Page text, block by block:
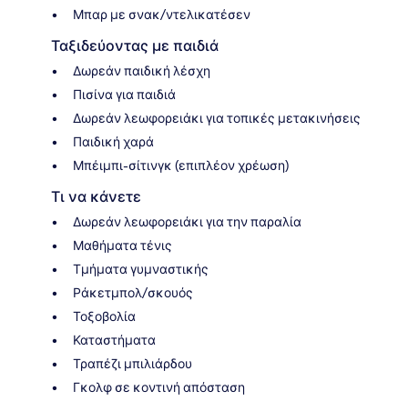
Μπαρ με σνακ/ντελικατέσεν
Ταξιδεύοντας με παιδιά
Δωρεάν παιδική λέσχη
Πισίνα για παιδιά
Δωρεάν λεωφορειάκι για τοπικές μετακινήσεις
Παιδική χαρά
Μπέιμπι-σίτινγκ (επιπλέον χρέωση)
Τι να κάνετε
Δωρεάν λεωφορειάκι για την παραλία
Μαθήματα τένις
Τμήματα γυμναστικής
Ράκετμπολ/σκουός
Τοξοβολία
Καταστήματα
Τραπέζι μπιλιάρδου
Γκολφ σε κοντινή απόσταση